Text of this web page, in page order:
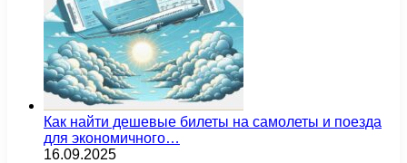
Как найти дешевые билеты на самолеты и поезда
для экономичного…
16.09.2025